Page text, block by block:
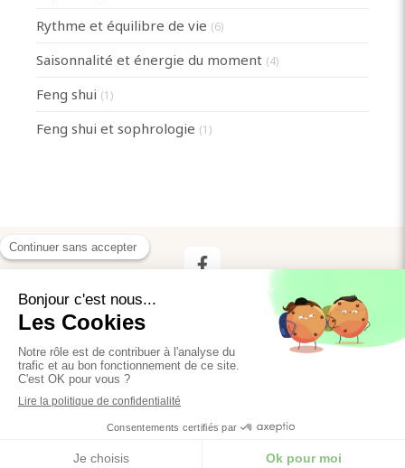
Rythme et équilibre de vie (6)
Saisonnalité et énergie du moment (4)
Feng shui (1)
Feng shui et sophrologie (1)
Mentions légales
©2020 Anne Huchet - Sophrologie
Création et référencement du site par Simplébo
Ce site est parrainé par la
Chambre Syndicale de la Sophrologie